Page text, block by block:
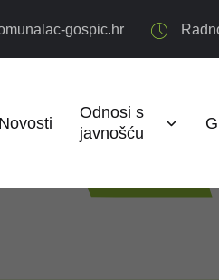
gospic.hr
Novosti
Odnosi s
javnošću